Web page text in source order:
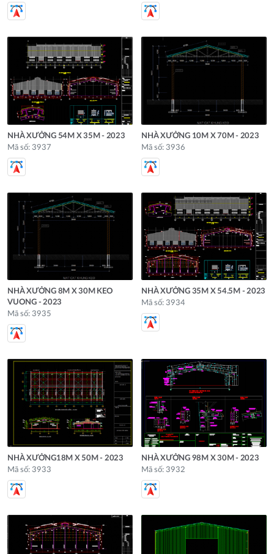
NHÀ XƯỞNG 54M X 35M - 2023
Mã số: 3937
NHÀ XƯỞNG 10M X 70M - 2023
Mã số: 3936
NHÀ XƯỞNG 8M X 30M KEO
VUONG - 2023
Mã số: 3935
NHÀ XƯỞNG 35M X 54.5M - 2023
Mã số: 3934
NHÀ XƯỞNG18M X 50M - 2023
Mã số: 3933
NHÀ XƯỞNG 98M X 30M - 2023
Mã số: 3932